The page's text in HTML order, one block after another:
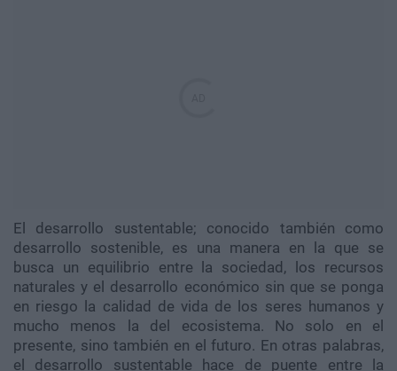
El desarrollo sustentable; conocido también como
desarrollo sostenible, es una manera en la que se
busca un equilibrio entre la sociedad, los recursos
naturales y el desarrollo económico sin que se ponga
en riesgo la calidad de vida de los seres humanos y
mucho menos la del ecosistema. No solo en el
presente, sino también en el futuro. En otras palabras,
el desarrollo sustentable hace de puente entre la